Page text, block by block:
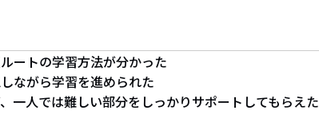
ートの学習方法が分かった
ながら学習を進められた
一人では難しい部分をしっかりサポートしてもらえた